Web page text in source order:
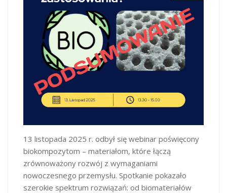
13 listopada 2025 r. odbył się webinar poświęcony
biokompozytom – materiałom, które łączą
zrównoważony rozwój z wymaganiami
nowoczesnego przemysłu. Spotkanie pokazało
szerokie spektrum rozwiązań: od biomateriałów